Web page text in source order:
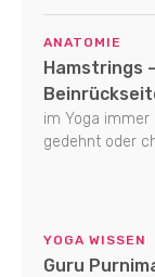
ANATOMIE
Hamstrings
im Yoga immer
gedehnt oder
YOGA WISSEN
Guru